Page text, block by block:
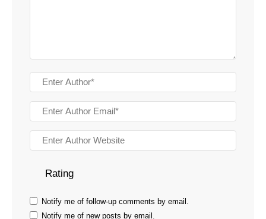
Rating
Notify me of follow-up comments by email.
Notify me of new posts by email.